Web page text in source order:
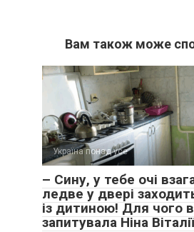
Вам також може
Україна понад усе
– Сину, у тебе очі
ледве у двері
із дитиною! Для чого
запитувала Ніна